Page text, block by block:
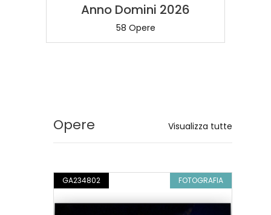
Anno Domini 2026
58 Opere
Visualizza tutte
Opere
GA234802 FOTOGRAFIA